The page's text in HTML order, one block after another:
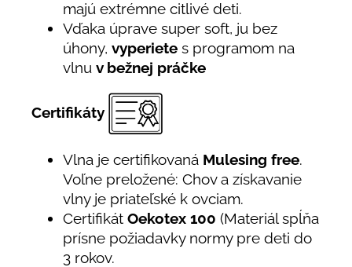
majú extrémne citlivé deti.
Vďaka úprave super soft, ju bez
úhony, vyperiete s programom na
vlnu v bežnej práčke
Certifikáty
Vlna je certifikovaná Mulesing free.
Voľne preložené: Chov a získavanie
vlny je priateľské k ovciam.
Certifikát Oekotex 100 (Materiál spĺňa
prísne požiadavky normy pre deti do
3 rokov.